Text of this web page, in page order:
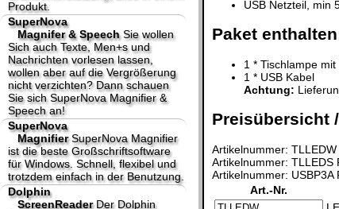
USB Netzteil, min
Paket
1 * Tischlampe
1 * USB Kabel
Achtung:
Preisübersicht
Artikelnummer:
Artikelnummer: TLLEDS
Artikelnummer: USBP3A
Art.-Nr.
Produkt.
SuperNova
Magnifer & SpeechSie wollen
Sich auch Texte, Men+s und
Nachrichten vorlesen lassen,
wollen aber auf die Vergrößerung
nicht verzichten? Dann schauen
Sie sich SuperNova Magnifier &
Speech an!
SuperNova
MagnifierSuperNova Magnifier
ist die beste Großschriftsoftware
für Windows. Schnell, flexibel und
trotzdem einfach in der Benutzung.
Dolphin
ScreenReaderDer Dolphin